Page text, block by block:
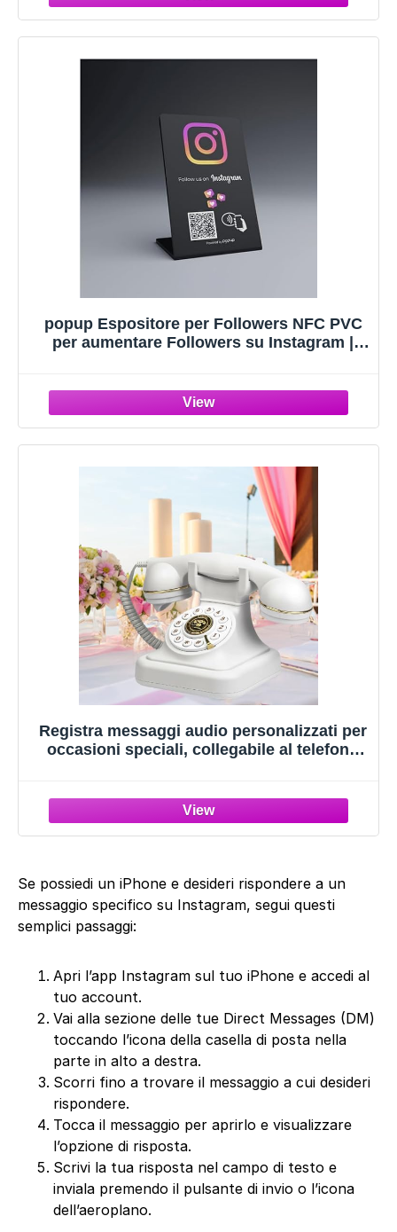
popup Espositore per Followers NFC PVC
per aumentare Followers su Instagram |
Registra messaggi audio personalizzati per
occasioni speciali, collegabile al telefono
Se possiedi un iPhone e desideri rispondere a un
messaggio specifico su Instagram, segui questi
semplici passaggi:
Apri l’app Instagram sul tuo iPhone e accedi al
tuo account.
Vai alla sezione delle tue Direct Messages (DM)
toccando l’icona della casella di posta nella
parte in alto a destra.
Scorri fino a trovare il messaggio a cui desideri
rispondere.
Tocca il messaggio per aprirlo e visualizzare
l’opzione di risposta.
Scrivi la tua risposta nel campo di testo e
inviala premendo il pulsante di invio o l’icona
dell’aeroplano.